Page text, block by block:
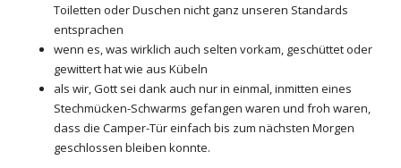
Toiletten oder Duschen nicht ganz unseren Standards
entsprachen
wenn es, was wirklich auch selten vorkam, geschüttet oder
gewittert hat wie aus Kübeln
als wir, Gott sei dank auch nur in einmal, inmitten eines
Stechmücken-Schwarms gefangen waren und froh waren,
dass die Camper-Tür einfach bis zum nächsten Morgen
geschlossen bleiben konnte.